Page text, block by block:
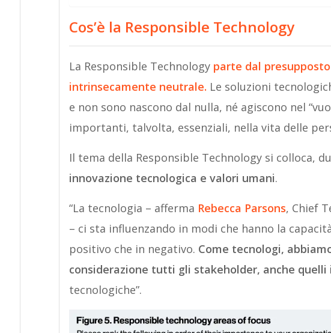
Cos’è la Responsible Technology
La Responsible Technologyparte dal
intrinsecamente neutrale. Le soluzioni
e non sono nascono dal nulla, né agiscono nel
importanti, talvolta, essenziali, nella vita delle
Il tema della Responsible Technology si colloca,
innovazione tecnologica e valori umani.
“La tecnologia – afferma Rebecca Parsons, Chief
– ci sta influenzando in modi che hanno la
positivo che in negativo. Come tecnologi,
considerazione tutti gli stakeholder, anche quelli
tecnologiche”.